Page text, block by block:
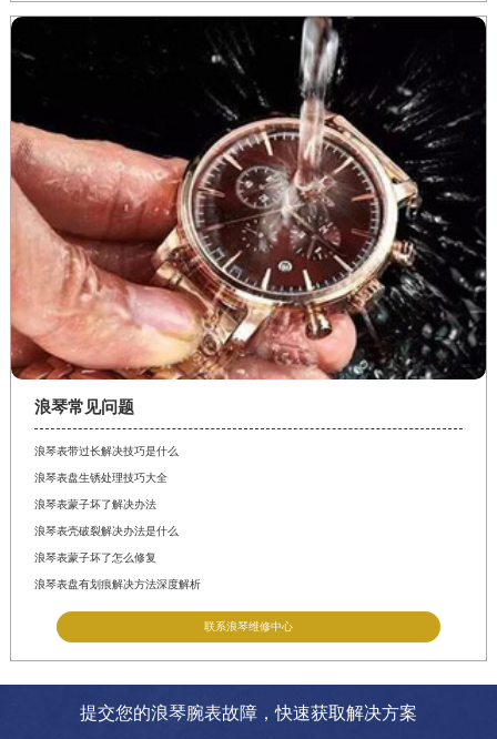
浪琴常见问题
浪琴表带过长解决技巧是什么
浪琴表盘生锈处理技巧大全
浪琴表蒙子坏了解决办法
浪琴表壳破裂解决办法是什么
浪琴表蒙子坏了怎么修复
浪琴表盘有划痕解决方法深度解析
联系浪琴维修中心
提交您的浪琴腕表故障，快速获取解决方案